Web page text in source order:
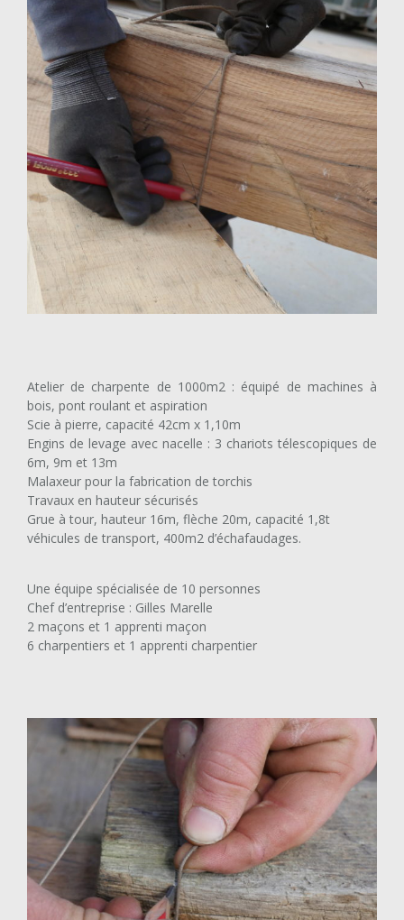
construction maison normande charpente chêne
charpente chêne Normandie
Atelier de charpente de 1000m2 : équipé de machines à
bois, pont roulant et aspiration
Scie à pierre, capacité 42cm x 1,10m
Engins de levage avec nacelle : 3 chariots télescopiques de
6m, 9m et 13m
Malaxeur pour la fabrication de torchis
Travaux en hauteur sécurisés
Grue à tour, hauteur 16m, flèche 20m, capacité 1,8t
véhicules de transport, 400m2 d’échafaudages.
Une équipe spécialisée de 10 personnes
Chef d’entreprise : Gilles Marelle
2 maçons et 1 apprenti maçon
6 charpentiers et 1 apprenti charpentier